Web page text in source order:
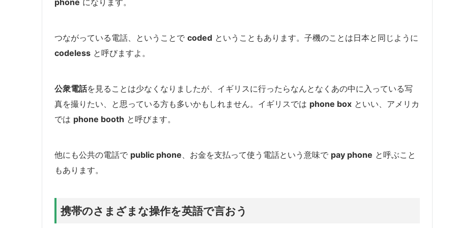
phone になります。
つながっている電話、ということで coded ということもあります。子機のことは日本と同じように
codeless と呼びますよ。
公衆電話を見ることは少なくなりましたが、イギリスに行ったらなんとなくあの中に入っている写
真を撮りたい、と思っている方も多いかもしれません。イギリスでは phone box といい、アメリカ
では phone booth と呼びます。
他にも公共の電話で public phone、お金を支払って使う電話という意味で pay phone と呼ぶこと
もあります。
携帯のさまざまな操作を英語で言おう